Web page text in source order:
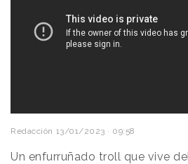
Redacción 13/01/2023 · 09:58
Un enfurruñado troll que vive